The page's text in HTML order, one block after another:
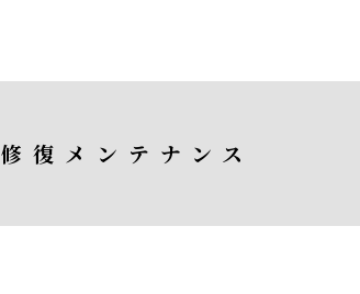
修復メンテナンス